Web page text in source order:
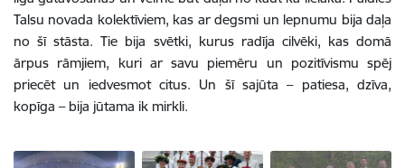
Talsu novada kolektīviem, kas ar degsmi un lepnumu bija daļa
no šī stāsta. Tie bija svētki, kurus radīja cilvēki, kas domā
ārpus rāmjiem, kuri ar savu piemēru un pozitīvismu spēj
priecēt un iedvesmot citus. Un šī sajūta – patiesa, dzīva,
kopīga – bija jūtama ik mirkli.